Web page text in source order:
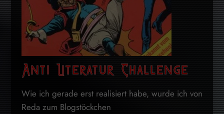
Anti Literatur Challenge
Wie ich gerade erst realisiert habe, wurde ich von
Reda zum Blogstöckchen